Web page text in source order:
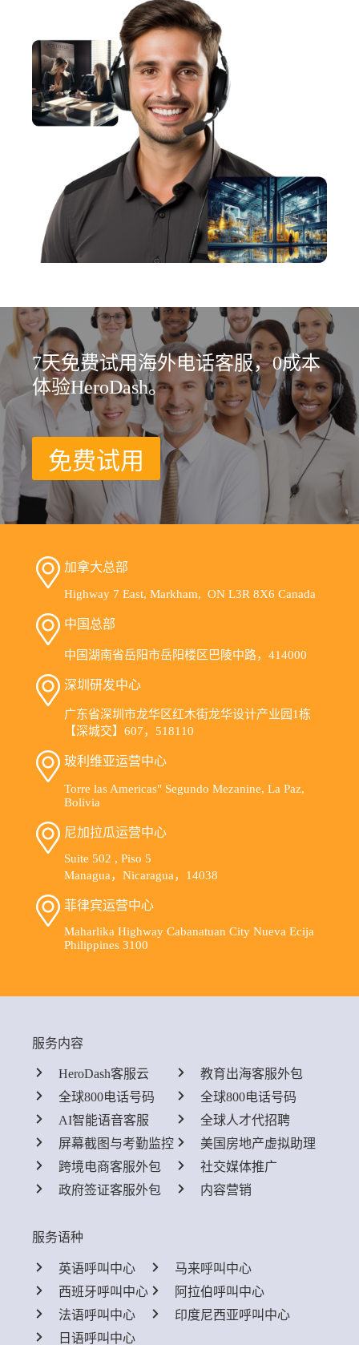
7天免费试用海外电话客服，0成本
体验HeroDash。
免费试用
加拿大总部
Highway 7 East, Markham, ON L3R 8X6 Canada
中国总部
中国湖南省岳阳市岳阳楼区巴陵中路，414000
深圳研发中心
广东省深圳市龙华区红木街龙华设计产业园1栋
【深城交】607，518110
玻利维亚运营中心
Torre las Americas" Segundo Mezanine, La Paz,
Bolivia
尼加拉瓜运营中心
Suite 502 , Piso 5
Managua，Nicaragua，14038
菲律宾运营中心
Maharlika Highway Cabanatuan City Nueva Ecija
Philippines 3100
服务内容
HeroDash客服云
全球800电话号码
AI智能语音客服
屏幕截图与考勤监控
跨境电商客服外包
政府签证客服外包
教育出海客服外包
全球800电话号码
全球人才代招聘
美国房地产虚拟助理
社交媒体推广
内容营销
服务语种
英语呼叫中心
西班牙呼叫中心
法语呼叫中心
日语呼叫中心
马来呼叫中心
阿拉伯呼叫中心
印度尼西亚呼叫中心